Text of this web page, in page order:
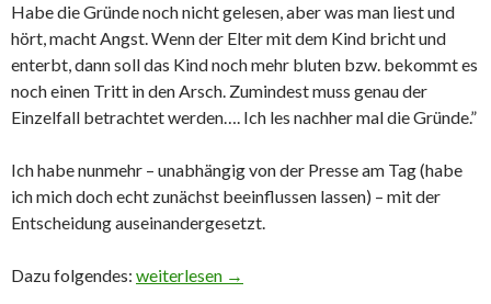
Habe die Gründe noch nicht gelesen, aber was man liest und
hört, macht Angst. Wenn der Elter mit dem Kind bricht und
enterbt, dann soll das Kind noch mehr bluten bzw. bekommt es
noch einen Tritt in den Arsch. Zumindest muss genau der
Einzelfall betrachtet werden…. Ich les nachher mal die Gründe.”
Ich habe nunmehr – unabhängig von der Presse am Tag (habe
ich mich doch echt zunächst beeinflussen lassen) – mit der
Entscheidung auseinandergesetzt.
Dazu folgendes: Rabenväterunterhalt
weiterlesen →